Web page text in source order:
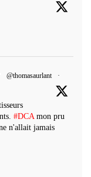
@thomasaurlant
·
#DCA mon pru
n'allait jamais